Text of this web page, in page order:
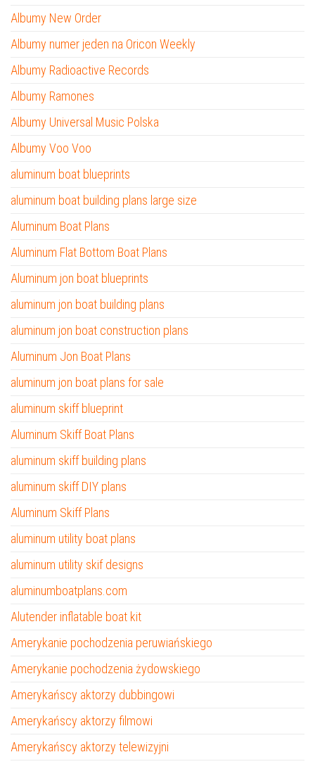
Albumy New Order
Albumy numer jeden na Oricon Weekly
Albumy Radioactive Records
Albumy Ramones
Albumy Universal Music Polska
Albumy Voo Voo
aluminum boat blueprints
aluminum boat building plans large size
Aluminum Boat Plans
Aluminum Flat Bottom Boat Plans
Aluminum jon boat blueprints
aluminum jon boat building plans
aluminum jon boat construction plans
Aluminum Jon Boat Plans
aluminum jon boat plans for sale
aluminum skiff blueprint
Aluminum Skiff Boat Plans
aluminum skiff building plans
aluminum skiff DIY plans
Aluminum Skiff Plans
aluminum utility boat plans
aluminum utility skif designs
aluminumboatplans.com
Alutender inflatable boat kit
Amerykanie pochodzenia peruwiańskiego
Amerykanie pochodzenia żydowskiego
Amerykańscy aktorzy dubbingowi
Amerykańscy aktorzy filmowi
Amerykańscy aktorzy telewizyjni